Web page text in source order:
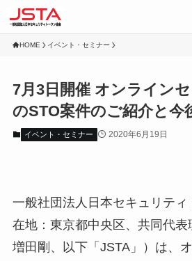
HOME イベント・セミナー
7月3日開催 オンライン
のSTO案件のご紹介と今
イベント・セミナー 2020年6月19日
一般社団法人日本セキュリテ
在地：東京都中央区、共同代表
増田剛、以下「JSTA」）は、